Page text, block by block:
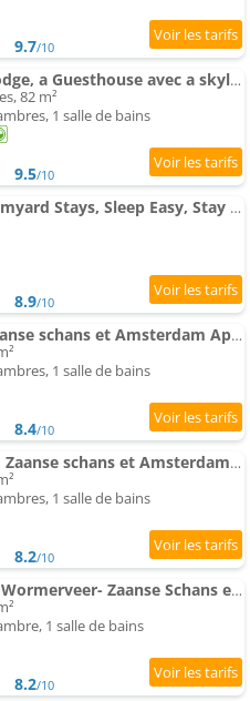
9.7/10
City Farmers Lodge, a Guesthouse avec a skyline view in Rural Amsterdam
82 m²
1 salle de bains
9.5/10
City Farmer Farmyard Stays, Sleep Easy, Stay Rural, Explore Amsterdam
8.9/10
Smile home, Zaanse schans et Amsterdam Appartements
1 salle de bains
8.4/10
Smile Maison 2, Zaanse schans et Amsterdam Appartements
1 salle de bains
8.2/10
Smile Maison 3 Wormerveer- Zaanse Schans en Amsterdam appartements
1 salle de bains
8.2/10